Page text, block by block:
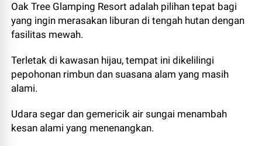
Oak Tree Glamping Resort adalah pilihan tepat bagi
yang ingin merasakan liburan di tengah hutan dengan
fasilitas mewah.
Terletak di kawasan hijau, tempat ini dikelilingi
pepohonan rimbun dan suasana alam yang masih
alami.
Udara segar dan gemericik air sungai menambah
kesan alami yang menenangkan.